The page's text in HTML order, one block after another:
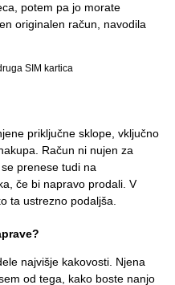
potem pa jo morate
originalen račun, navodila
SIM kartica
priključne sklope, vključno
Račun ni nujen za
prenese tudi na
če bi napravo prodali. V
ta ustrezno podaljša.
najvišje kakovosti. Njena
od tega, kako boste nanjo